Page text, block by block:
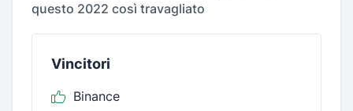
questo 2022 così travagliato
Vincitori
Binance